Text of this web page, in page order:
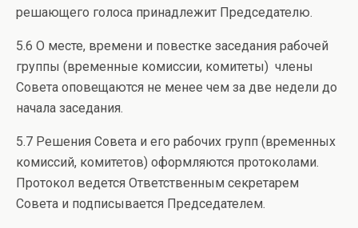
решающего голоса принадлежит Председателю.
5.6 О месте, времени и повестке заседания рабочей
группы (временные комиссии, комитеты) члены
Совета оповещаются не менее чем за две недели до
начала заседания.
5.7 Решения Совета и его рабочих групп (временных
комиссий, комитетов) оформляются протоколами.
Протокол ведется Ответственным секретарем
Совета и подписывается Председателем.